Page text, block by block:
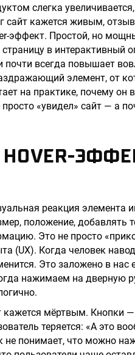
слегка
сайт кажется живым,
эффект. Простой, но
в интерактивный
почти всегда повышает
элемент, от
на практике, почему он
«увидел» сайт — а
реакция элемента
положение, добавлять
Это не просто
(UX). Когда человек
Это заложено в
нажимаем на дверную
кажется мёртвым. Кнопки
теряется: «А это
не понимает, что можно